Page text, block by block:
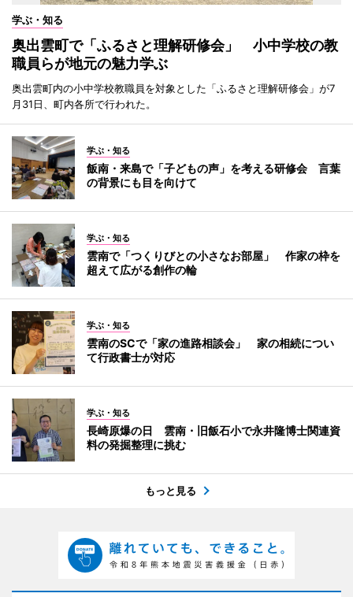
学ぶ・知る
奥出雲町で「ふるさと理解研修会」 小中学校の教
職員らが地元の魅力学ぶ
奥出雲町内の小中学校教職員を対象とした「ふるさと理解研修会」が7
月31日、町内各所で行われた。
学ぶ・知る
飯南・来島で「子どもの声」を考える研修会 言葉
の背景にも目を向けて
学ぶ・知る
雲南で「つくりびとの小さなお部屋」 作家の枠を
超えて広がる創作の輪
学ぶ・知る
雲南のSCで「家の進路相談会」 家の相続につい
て行政書士が対応
学ぶ・知る
長崎原爆の日 雲南・旧飯石小で永井隆博士関連資
料の発掘整理に挑む
もっと見る